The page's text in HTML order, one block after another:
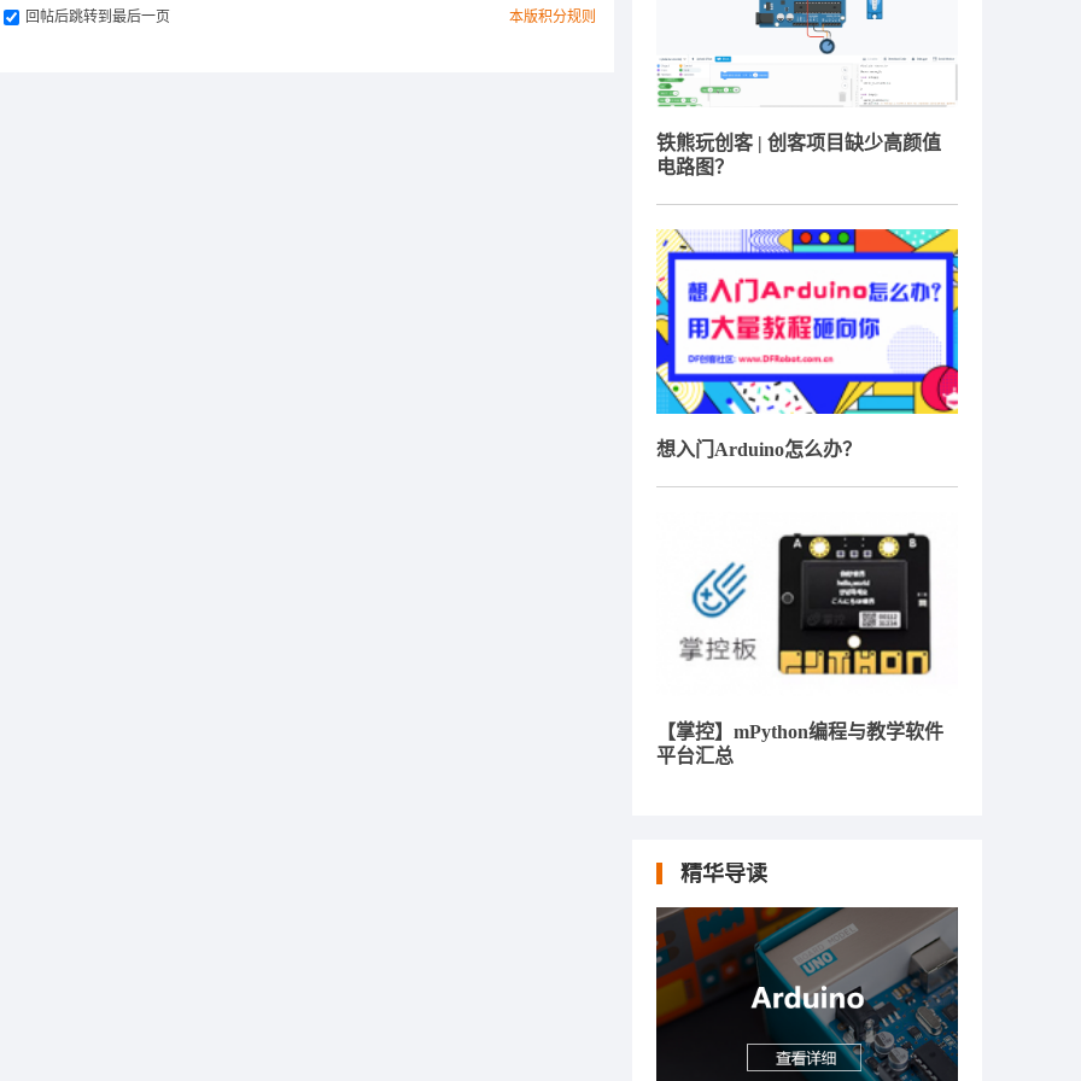
本版积分规则
回帖后跳转到最后一页
铁熊玩创客 | 创客项目缺少高颜值
电路图？
想入门Arduino怎么办？
【掌控】mPython编程与教学软件
平台汇总
精华导读